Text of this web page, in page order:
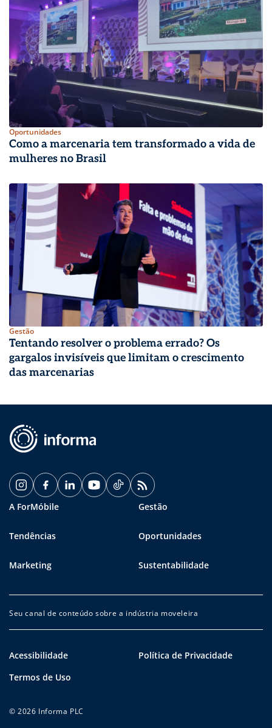
Oportunidades
Como a marcenaria tem transformado a vida de
mulheres no Brasil
Gestão
Tentando resolver o problema errado? Os
gargalos invisíveis que limitam o crescimento
das marcenarias
A ForMóbile Gestão
Tendências Oportunidades
Marketing Sustentabilidade
Seu canal de conteúdo sobre a indústria moveleira
Acessibilidade
Política de Privacidade
Termos de Uso
© 2026 Informa PLC